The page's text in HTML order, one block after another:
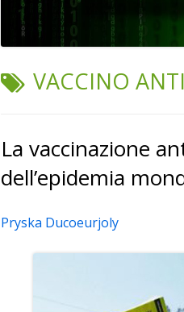
TAG:
VACCINO
La vaccinazione
dell’epidemia
Pryska Ducoeurjoly